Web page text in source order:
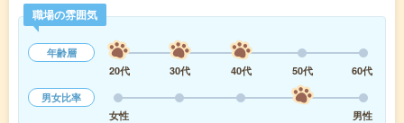
職場の雰囲気
年齢層
20代
30代 40代 50代
60代
男女比率
女性
男性